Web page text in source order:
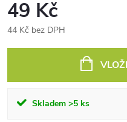
Skladem >5 ks
49 Kč
44 Kč bez DPH